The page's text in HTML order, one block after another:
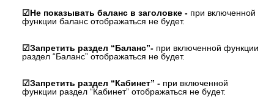
☑Не показывать баланс в заголовке - при включенной
функции баланс отображаться не будет.
☑Запретить раздел “Баланс”- при включенной функции
раздел “Баланс” отображаться не будет.
☑Запретить раздел “Кабинет” - при включенной
функции раздел “Кабинет” отображаться не будет.